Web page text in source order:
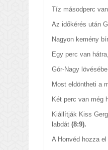
Tíz másodperc
Az időkérés után
Nagyon kemény
Egy perc van hátra,
Gór-Nagy
Most eldöntheti a
Két perc van még
Kiállítják Kiss
labdát (8:9).
A Honvéd hozza